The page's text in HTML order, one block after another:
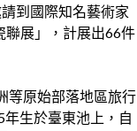
到國際知名藝術家
聯展」，計展出66件
等原始部落地區旅行
生於臺東池上，自